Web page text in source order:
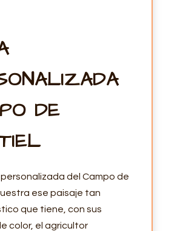
DE
del Campo de
ese paisaje tan
que tiene, con sus
color, el agricultor